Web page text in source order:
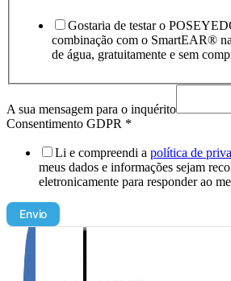
Gostaria de testar o
combinação com o SmartEAR®
de água, gratuitamente e sem
A sua mensagem para o inquérito
Consentimento GDPR *
Li e compreendi a política de
meus dados e informações sejam
eletronicamente para responder ao
Envio